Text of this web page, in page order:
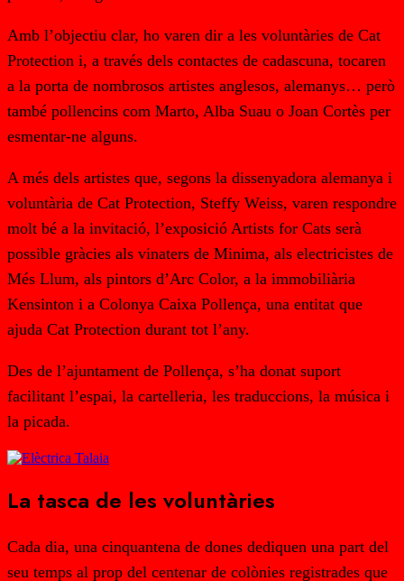
Amb l’objectiu clar, ho varen dir a les voluntàries de Cat
Protection i, a través dels contactes de cadascuna, tocaren
a la porta de nombrosos artistes anglesos, alemanys… però
també pollencins com Marto, Alba Suau o Joan Cortès per
esmentar-ne alguns.
A més dels artistes que, segons la dissenyadora alemanya i
voluntària de Cat Protection, Steffy Weiss, varen respondre
molt bé a la invitació, l’exposició Artists for Cats serà
possible gràcies als vinaters de Minima, als electricistes de
Més Llum, als pintors d’Arc Color, a la immobiliària
Kensinton i a Colonya Caixa Pollença, una entitat que
ajuda Cat Protection durant tot l’any.
Des de l’ajuntament de Pollença, s’ha donat suport
facilitant l’espai, la cartelleria, les traduccions, la música i
la picada.
La tasca de les voluntàries
Cada dia, una cinquantena de dones dediquen una part del
seu temps al prop del centenar de colònies registrades que